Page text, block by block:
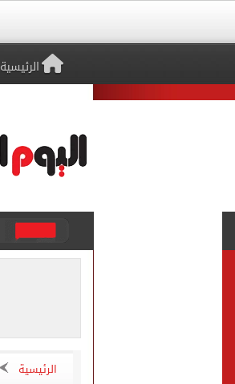
الرئيسية
الرئيسية